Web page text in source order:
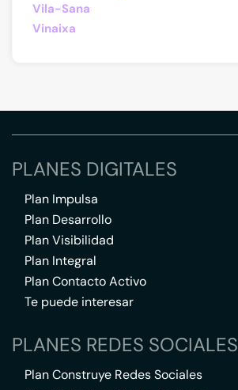
Vila-Sana
Vinaixa
PLANES DIGITALES
Plan Impulsa
Plan Desarrollo
Plan Visibilidad
Plan Integral
Plan Contacto Activo
Te puede interesar
PLANES REDES SOCIALES
Plan Construye Redes Sociales